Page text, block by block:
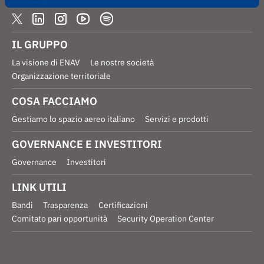
IL GRUPPO
La visione di ENAV
Le nostre società
Organizzazione territoriale
COSA FACCIAMO
Gestiamo lo spazio aereo italiano Servizi e prodotti
GOVERNANCE E INVESTITORI
Governance Investitori
LINK UTILI
Bandi Trasparenza
Certificazioni
Comitato pari opportunità
Security Operation Center